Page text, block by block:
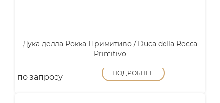
Дука делла Рокка Примитиво / Duca della Rocca
Primitivo
по запросу ПОДРОБНЕЕ